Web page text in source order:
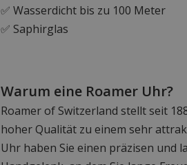
✅ Wasserdicht bis zu 100 Meter
✅ Saphirglas
Warum eine Roamer Uhr?
Roamer of Switzerland stellt seit
hoher Qualität zu einem sehr
Uhr haben Sie einen präzisen und